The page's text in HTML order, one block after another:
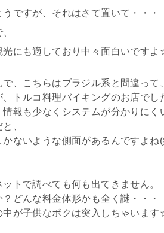
ですが、それはさて置いて・・・
光にも適しており中々面白いです
、こちらはブラジル系と間違って、
トルコ料理バイキングのお店でし
報も少なくシステムが分かりにく
、
ないような側面があるんですよね
トで調べても何も出てきません。
どんな料金体形かも全く謎・・・
中が子供なボクは突入しちゃいま